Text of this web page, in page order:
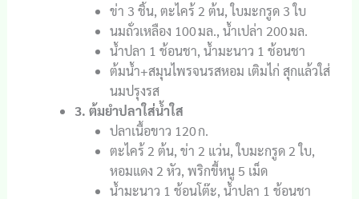
ข่า 3 ชิ้น, ตะไคร้ 2 ต้น, ใบมะกรูด 3 ใบ
นมถั่วเหลือง 100 มล., น้ำเปล่า 200 มล.
น้ำปลา 1 ช้อนชา, น้ำมะนาว 1 ช้อนชา
ต้มน้ำ+สมุนไพรจนรสหอม เติมไก่ สุกแล้วใส่
นมปรุงรส
3. ต้มยำปลาใส่น้ำใส
ปลาเนื้อขาว 120 ก.
ตะไคร้ 2 ต้น, ข่า 2 แว่น, ใบมะกรูด 2 ใบ,
หอมแดง 2 หัว, พริกขี้หนู 5 เม็ด
น้ำมะนาว 1 ช้อนโต๊ะ, น้ำปลา 1 ช้อนชา